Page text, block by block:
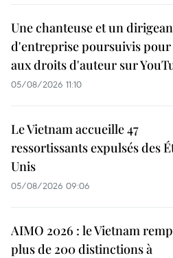
Une chanteuse et un
d'entreprise poursuivis pour
aux droits d'auteur sur
05/08/2026 11:10
Le Vietnam accueille 47
ressortissants expulsés des
Unis
05/08/2026 09:06
AIMO 2026 : le Vietnam
plus de 200 distinctions à